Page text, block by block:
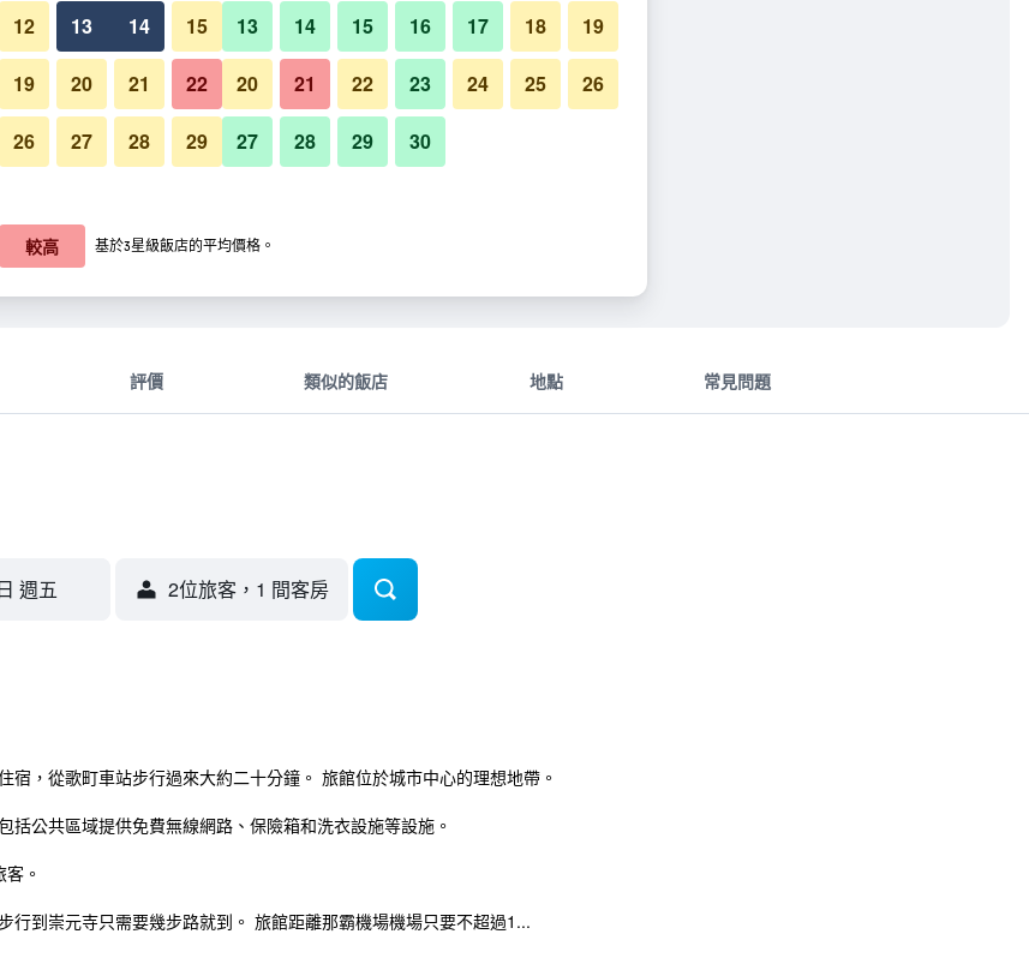
顯示價格
顯示價格
評價 類似的飯店 地點 常見問題
週五 2位旅客，1 間客房
，從歌町車站步行過來大約二十分鐘。 旅館位於城市中心的理想地帶。
公共區域提供免費無線網路、保險箱和洗衣設施等設施。
。
行到崇元寺只需要幾步路就到。 旅館距離那霸機場機場只要不超過1...
12 13 14 15
19 20 21 22
26 27 28 29
13 14 15 16 17 18 19
20 21 22 23 24 25 26
27 28 29 30
較高 基於3星級飯店的平均價格。